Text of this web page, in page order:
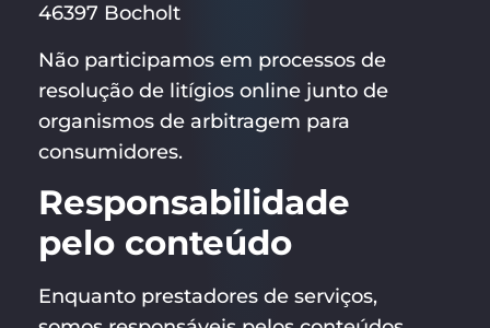
46397 Bocholt
Não participamos em processos de
resolução de litígios online junto de
organismos de arbitragem para
consumidores.
Responsabilidade
pelo conteúdo
Enquanto prestadores de serviços,